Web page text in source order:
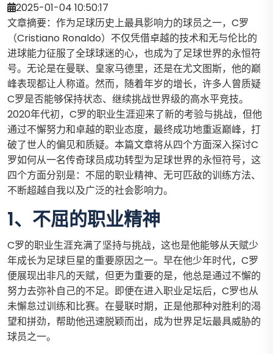
2025-01-04 10:50:17
文章摘要：作为足球历史上最具影响力的球员之一，C罗
（Cristiano Ronaldo）不仅凭借卓越的技术和无与伦比的
进球能力征服了全球球迷的心，也成为了足球世界的永恒符
号。无论是在曼联、皇家马德里，还是在尤文图斯，他的巅
峰表现都让人称道。然而，随着年岁的增长，许多人曾质疑
C罗是否能够保持状态、继续挑战世界级的高水平竞技。
2020年代初，C罗的职业生涯迎来了新的考验与挑战，但他
通过不懈努力和卓越的职业态度，最终成功地重返巅峰，打
破了世人的偏见和质疑。本篇文章将从四个方面深入探讨C
罗如何从一名传奇球员成功转型为足球世界的永恒符号，这
四个方面分别是：不屈的职业精神、无可匹敌的训练方法、
不断超越自我以及广泛的社会影响力。
1、不屈的职业精神
C罗的职业生涯充满了坚持与挑战，这也是他能够从天赋少
年成长为足球巨星的重要原因之一。早在他少年时代，C罗
便展现出非凡的天赋，但更为重要的是，他总是通过不懈的
努力去弥补自己的不足。即便在进入职业足坛后，C罗也从
未懈怠过训练和比赛。在曼联时期，正是他那种对胜利的渴
望和拼劲，帮助他迅速脱颖而出，成为世界足坛最具威胁的
球员之一。